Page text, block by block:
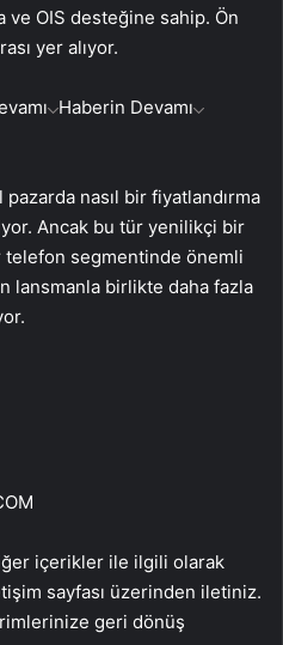
ve OIS desteğine sahip. Ön
yer alıyor.
Haberin Devamı
nasıl bir fiyatlandırma
Ancak bu tür yenilikçi bir
segmentinde önemli
lansmanla birlikte daha fazla
içerikler ile ilgili olarak
sayfası üzerinden iletiniz.
geri dönüş